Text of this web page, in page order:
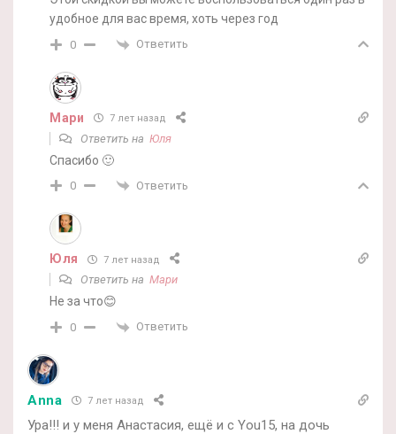
удобное для вас время, хоть через год
0 Ответить
Мари 7 лет назад
Ответить на Юля
Спасибо 🙂
0 Ответить
Юля 7 лет назад
Ответить на Мари
Не за что😊
0 Ответить
Anna 7 лет назад
Ура!!! и у меня Анастасия, ещё и с You15, на дочь